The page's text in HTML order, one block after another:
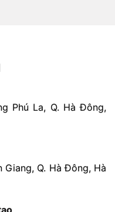
Phú La, Q. Hà Đông,
Giang, Q. Hà Đông, Hà